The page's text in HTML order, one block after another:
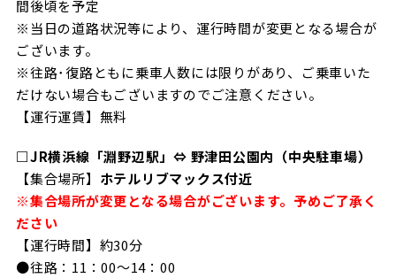
間後頃を予定
※当日の道路状況等により、運行時間が変更となる場合が
ございます。
※往路･復路ともに乗車人数には限りがあり、ご乗車いた
だけない場合もございますのでご注意ください。
【運行運賃】無料
□JR横浜線「淵野辺駅」⇔ 野津田公園内（中央駐車場）
【集合場所】 ホテルリブマックス付近
※集合場所が変更となる場合がございます。予めご了承く
ださい
【運行時間】約30分
●往路：11：00～14：00